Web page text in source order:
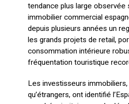
tendance plus large observée
immobilier commercial
depuis plusieurs années un
les grands projets de retail,
consommation intérieure
fréquentation touristique
Les investisseurs
qu’étrangers, ont identifié